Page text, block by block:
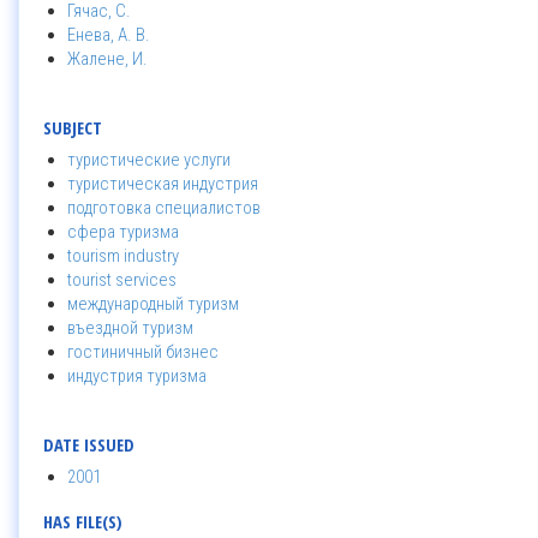
Гячас, С.
Енева, А. В.
Жалене, И.
SUBJECT
туристические услуги
туристическая индустрия
подготовка специалистов
сфера туризма
tourism industry
tourist services
международный туризм
въездной туризм
гостиничный бизнес
индустрия туризма
DATE ISSUED
2001
HAS FILE(S)